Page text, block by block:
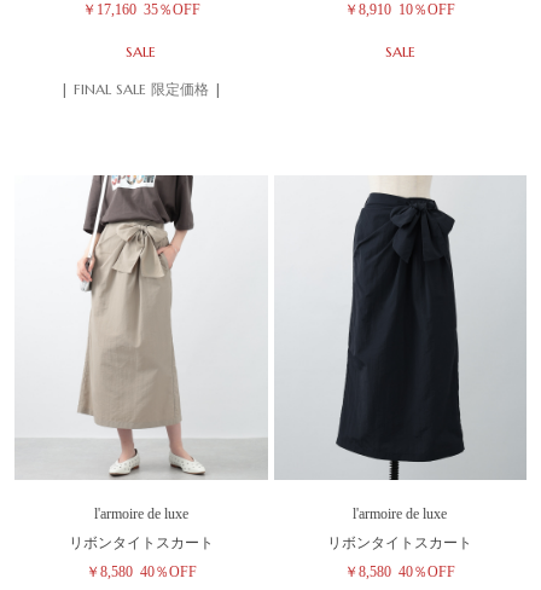
￥17,160 35％OFF
SALE
| FINAL SALE 限定価格 |
￥8,910 10％OFF
SALE
l'armoire de luxe
リボンタイトスカート
￥8,580 40％OFF
l'armoire de luxe
リボンタイトスカート
￥8,580 40％OFF